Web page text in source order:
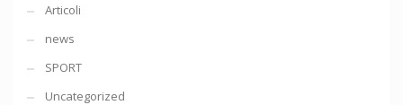
Articoli
news
SPORT
Uncategorized